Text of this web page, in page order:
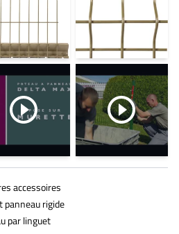
accessoires
panneau rigide
par linguet